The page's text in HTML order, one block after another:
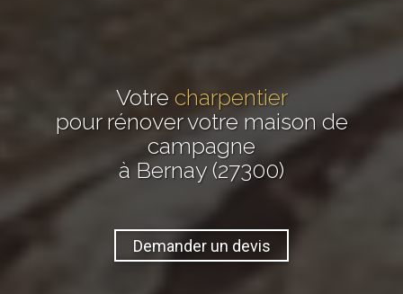
Votre charpentier
pour rénover votre maison de
campagne
à Bernay (27300)
Demander un devis